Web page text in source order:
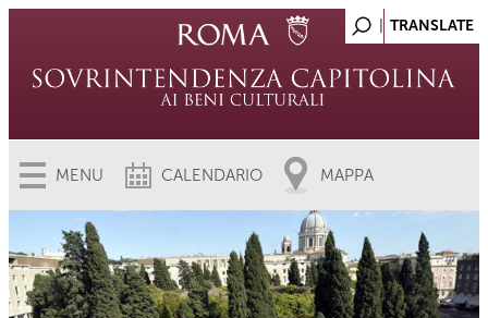
MENU CALENDARIO MAPPA